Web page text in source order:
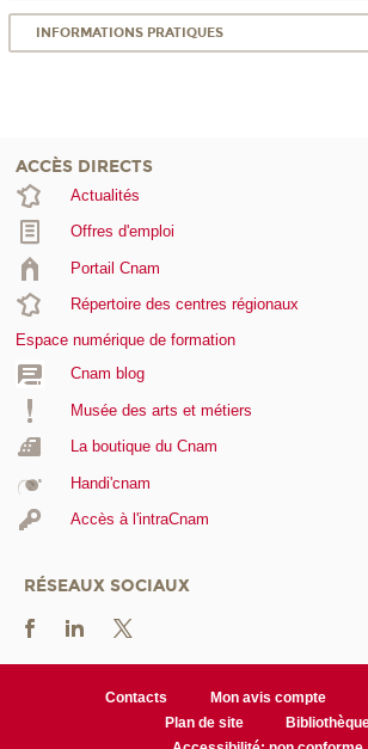
INFORMATIONS PRATIQUES
ACCÈS DIRECTS
Actualités
Offres d'emploi
Portail Cnam
Répertoire des centres régionaux
Espace numérique de formation
Cnam blog
Musée des arts et métiers
La boutique du Cnam
Handi'cnam
Accès à l'intraCnam
RÉSEAUX SOCIAUX
Contacts Mon avis compte
Plan de site